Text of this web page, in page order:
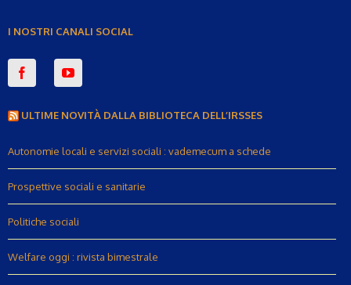
I NOSTRI CANALI SOCIAL
ULTIME NOVITÀ DALLA BIBLIOTECA DELL’IRSSES
Autonomie locali e servizi sociali : vademecum a schede
Prospettive sociali e sanitarie
Politiche sociali
Welfare oggi : rivista bimestrale